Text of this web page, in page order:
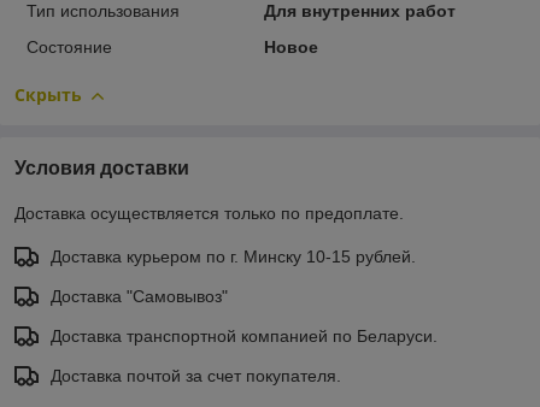
Тип использования
Для внутренних работ
Состояние
Новое
Скрыть
Условия доставки
Доставка осуществляется только по предоплате.
Доставка курьером по г. Минску 10-15 рублей.
Доставка "Самовывоз"
Доставка транспортной компанией по Беларуси.
Доставка почтой за счет покупателя.